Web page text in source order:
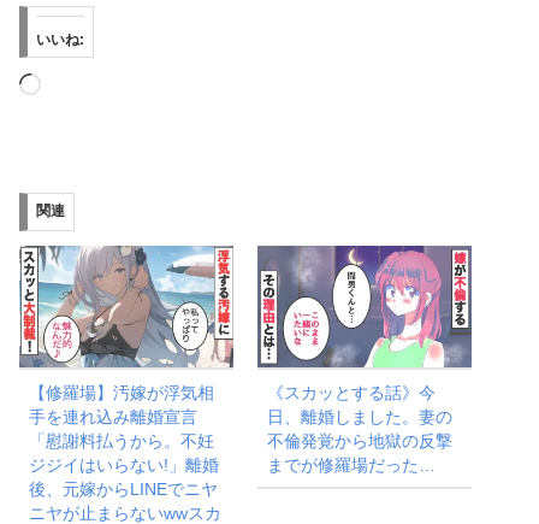
いいね:
読
み
中…
関連
【修羅場】汚嫁が浮気相
手を連れ込み離婚宣言
「慰謝料払うから。不妊
ジジイはいらない!」離婚
後、元嫁からLINEでニヤ
ニヤが止まらないwwスカ
《スカッとする話》今
日、離婚しました。妻の
不倫発覚から地獄の反撃
までが修羅場だった…